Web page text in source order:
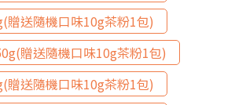
贈送隨機口味10g茶粉1包)
贈送隨機口味10g茶粉1包)
贈送隨機口味10g茶粉1包)